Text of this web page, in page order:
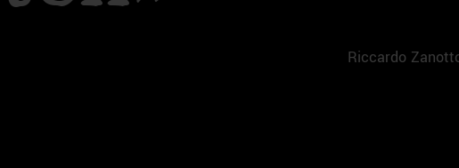
Riccardo